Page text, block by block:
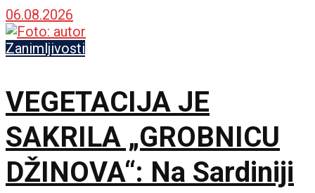
kapaciteta
06.08.2026
Zanimljivosti
VEGETACIJA JE
SAKRILA „GROBNICU
DŽINOVA“: Na Sardiniji